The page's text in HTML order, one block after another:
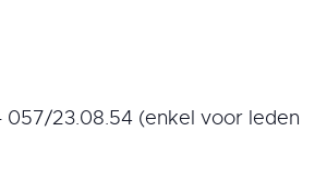
057/23.08.54 (enkel voor leden